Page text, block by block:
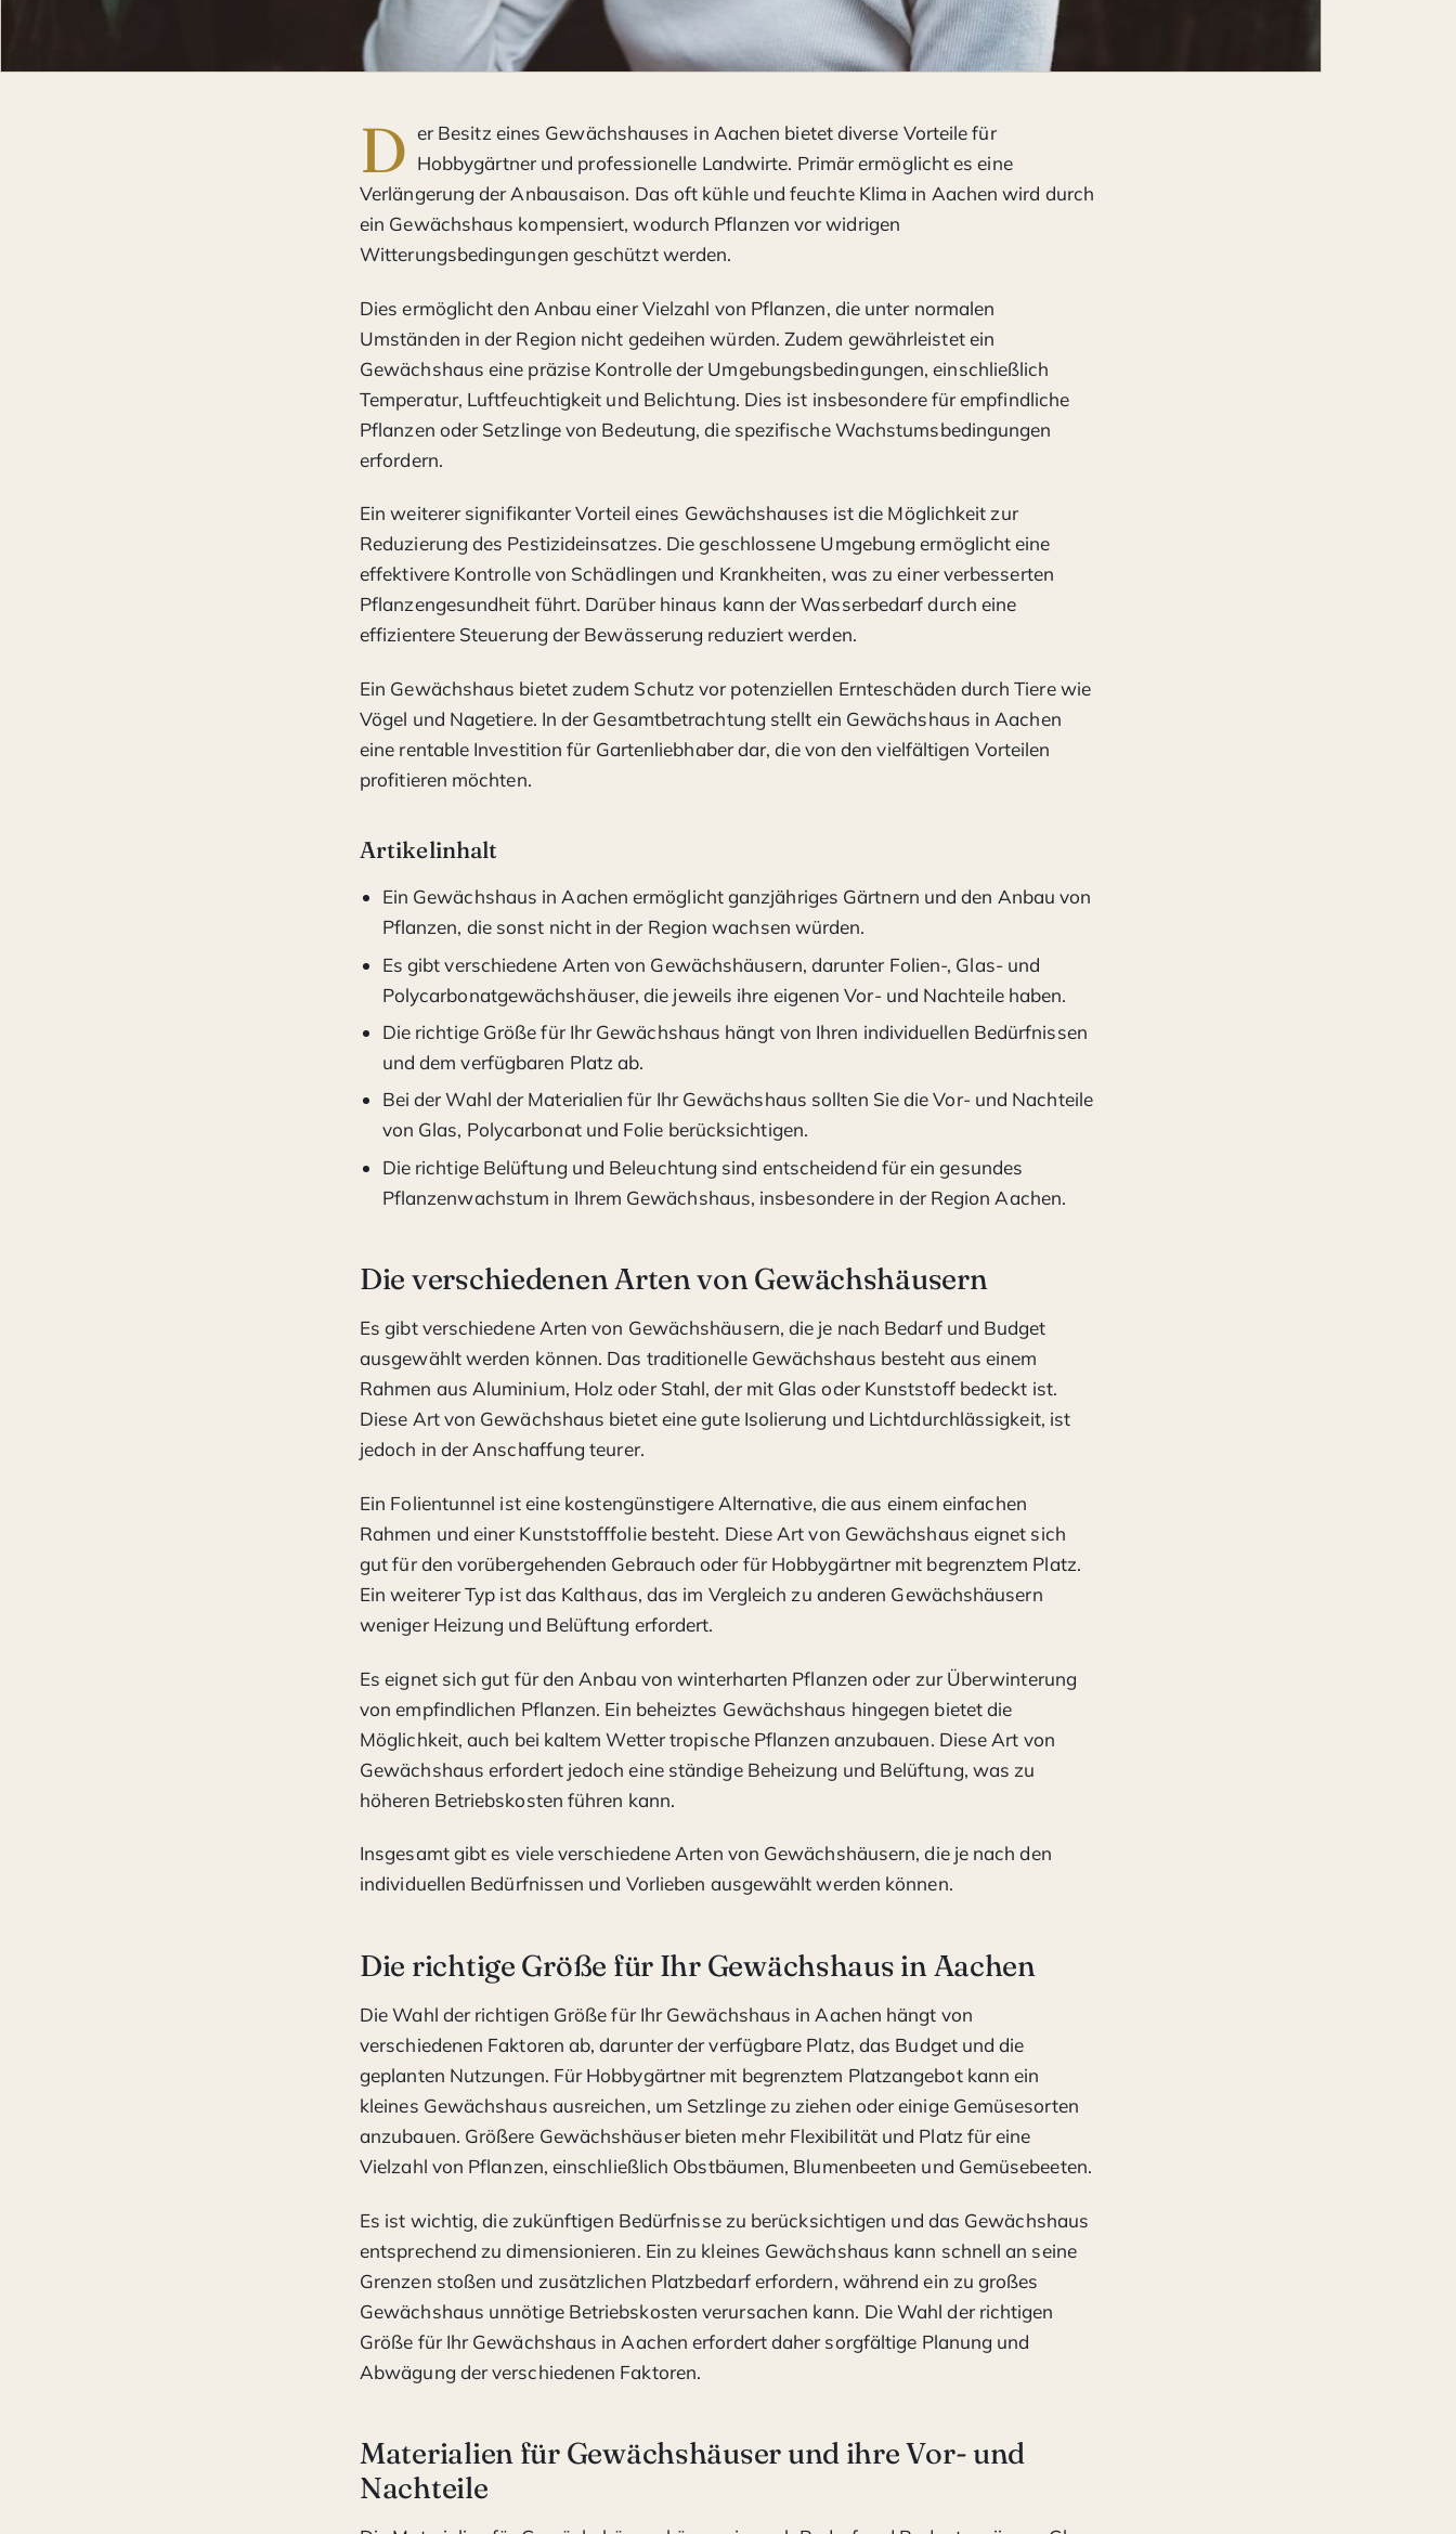
D er Besitz eines Gewächshauses in Aachen bietet diverse Vorteile für
Hobbygärtner und professionelle Landwirte. Primär ermöglicht es eine
Verlängerung der Anbausaison. Das oft kühle und feuchte Klima in Aachen wird durch
ein Gewächshaus kompensiert, wodurch Pflanzen vor widrigen
Witterungsbedingungen geschützt werden.
Dies ermöglicht den Anbau einer Vielzahl von Pflanzen, die unter normalen
Umständen in der Region nicht gedeihen würden. Zudem gewährleistet ein
Gewächshaus eine präzise Kontrolle der Umgebungsbedingungen, einschließlich
Temperatur, Luftfeuchtigkeit und Belichtung. Dies ist insbesondere für empfindliche
Pflanzen oder Setzlinge von Bedeutung, die spezifische Wachstumsbedingungen
erfordern.
Ein weiterer signifikanter Vorteil eines Gewächshauses ist die Möglichkeit zur
Reduzierung des Pestizideinsatzes. Die geschlossene Umgebung ermöglicht eine
effektivere Kontrolle von Schädlingen und Krankheiten, was zu einer verbesserten
Pflanzengesundheit führt. Darüber hinaus kann der Wasserbedarf durch eine
effizientere Steuerung der Bewässerung reduziert werden.
Ein Gewächshaus bietet zudem Schutz vor potenziellen Ernteschäden durch Tiere wie
Vögel und Nagetiere. In der Gesamtbetrachtung stellt ein Gewächshaus in Aachen
eine rentable Investition für Gartenliebhaber dar, die von den vielfältigen Vorteilen
profitieren möchten.
Artikelinhalt
Ein Gewächshaus in Aachen ermöglicht ganzjähriges Gärtnern und den Anbau von
Pflanzen, die sonst nicht in der Region wachsen würden.
Es gibt verschiedene Arten von Gewächshäusern, darunter Folien-, Glas- und
Polycarbonatgewächshäuser, die jeweils ihre eigenen Vor- und Nachteile haben.
Die richtige Größe für Ihr Gewächshaus hängt von Ihren individuellen Bedürfnissen
und dem verfügbaren Platz ab.
Bei der Wahl der Materialien für Ihr Gewächshaus sollten Sie die Vor- und Nachteile
von Glas, Polycarbonat und Folie berücksichtigen.
Die richtige Belüftung und Beleuchtung sind entscheidend für ein gesundes
Pflanzenwachstum in Ihrem Gewächshaus, insbesondere in der Region Aachen.
Die verschiedenen Arten von Gewächshäusern
Es gibt verschiedene Arten von Gewächshäusern, die je nach Bedarf und Budget
ausgewählt werden können. Das traditionelle Gewächshaus besteht aus einem
Rahmen aus Aluminium, Holz oder Stahl, der mit Glas oder Kunststoff bedeckt ist.
Diese Art von Gewächshaus bietet eine gute Isolierung und Lichtdurchlässigkeit, ist
jedoch in der Anschaffung teurer.
Ein Folientunnel ist eine kostengünstigere Alternative, die aus einem einfachen
Rahmen und einer Kunststofffolie besteht. Diese Art von Gewächshaus eignet sich
gut für den vorübergehenden Gebrauch oder für Hobbygärtner mit begrenztem Platz.
Ein weiterer Typ ist das Kalthaus, das im Vergleich zu anderen Gewächshäusern
weniger Heizung und Belüftung erfordert.
Es eignet sich gut für den Anbau von winterharten Pflanzen oder zur Überwinterung
von empfindlichen Pflanzen. Ein beheiztes Gewächshaus hingegen bietet die
Möglichkeit, auch bei kaltem Wetter tropische Pflanzen anzubauen. Diese Art von
Gewächshaus erfordert jedoch eine ständige Beheizung und Belüftung, was zu
höheren Betriebskosten führen kann.
Insgesamt gibt es viele verschiedene Arten von Gewächshäusern, die je nach den
individuellen Bedürfnissen und Vorlieben ausgewählt werden können.
Die richtige Größe für Ihr Gewächshaus in Aachen
Die Wahl der richtigen Größe für Ihr Gewächshaus in Aachen hängt von
verschiedenen Faktoren ab, darunter der verfügbare Platz, das Budget und die
geplanten Nutzungen. Für Hobbygärtner mit begrenztem Platzangebot kann ein
kleines Gewächshaus ausreichen, um Setzlinge zu ziehen oder einige Gemüsesorten
anzubauen. Größere Gewächshäuser bieten mehr Flexibilität und Platz für eine
Vielzahl von Pflanzen, einschließlich Obstbäumen, Blumenbeeten und Gemüsebeeten.
Es ist wichtig, die zukünftigen Bedürfnisse zu berücksichtigen und das Gewächshaus
entsprechend zu dimensionieren. Ein zu kleines Gewächshaus kann schnell an seine
Grenzen stoßen und zusätzlichen Platzbedarf erfordern, während ein zu großes
Gewächshaus unnötige Betriebskosten verursachen kann. Die Wahl der richtigen
Größe für Ihr Gewächshaus in Aachen erfordert daher sorgfältige Planung und
Abwägung der verschiedenen Faktoren.
Materialien für Gewächshäuser und ihre Vor- und
Nachteile